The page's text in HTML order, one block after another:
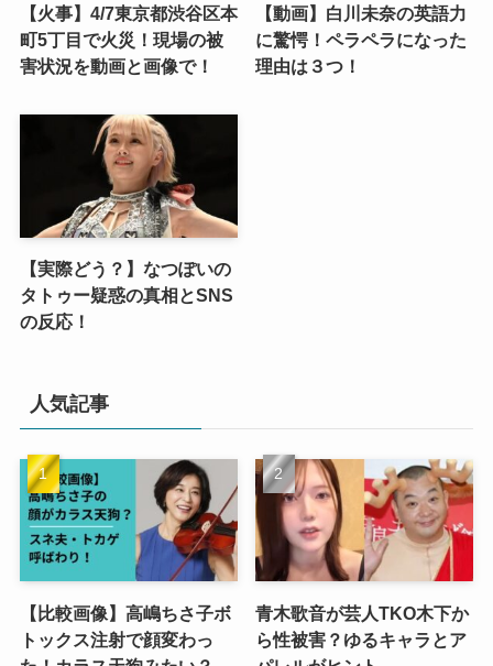
【火事】4/7東京都渋谷区本
町5丁目で火災！現場の被
害状況を動画と画像で！
【動画】白川未奈の英語力
に驚愕！ペラペラになった
理由は３つ！
【実際どう？】なつぽいの
タトゥー疑惑の真相とSNS
の反応！
人気記事
【比較画像】高嶋ちさ子ボ
トックス注射で顔変わっ
青木歌音が芸人TKO木下か
ら性被害？ゆるキャラとア